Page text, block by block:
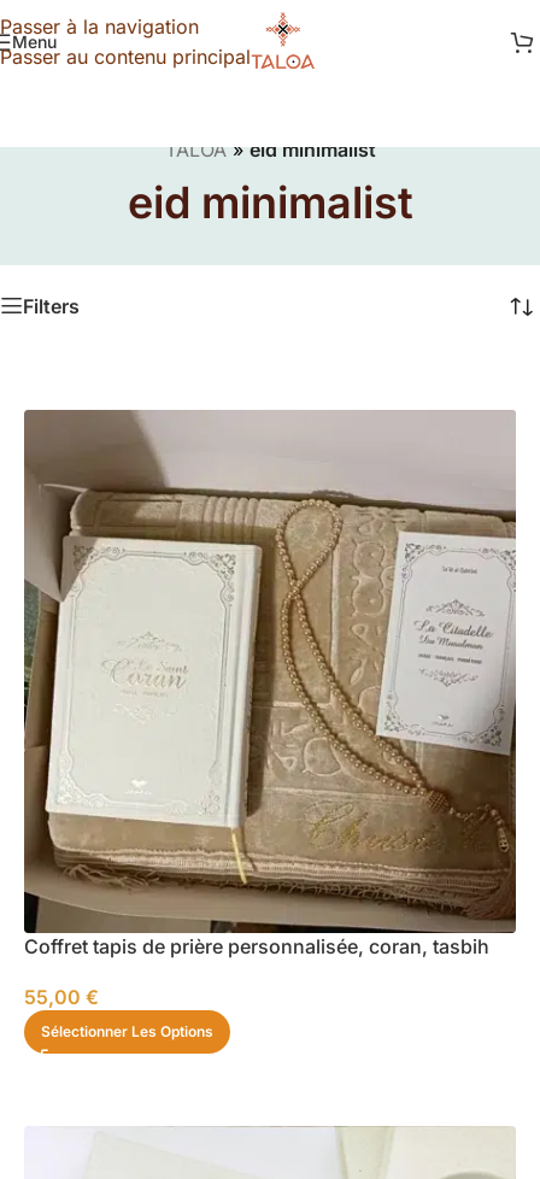
Passer à la navigation
Passer au contenu principal
Menu
TALOA»eid minimalist
eid minimalist
Filters
Coffret tapis de prière personnalisée, coran, tasbih
55,00 €
Sélectionner Les Options